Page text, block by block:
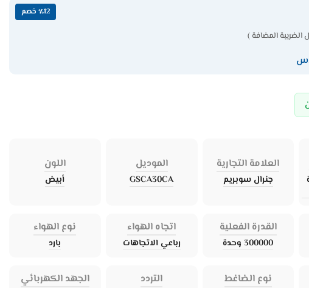
٪12 خصم
المضافة )
العلامة التجارية
جنرال سوبريم
الموديل
GSCA30CA
اللون
أبيض
القدرة الفعلية
300000 وحدة
اتجاه الهواء
رباعي الاتجاهات
نوع الهواء
بارد
نوع الضاغط التردد الجهد الكهربائي